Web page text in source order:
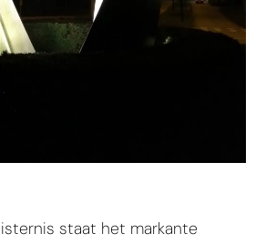
staat het markante